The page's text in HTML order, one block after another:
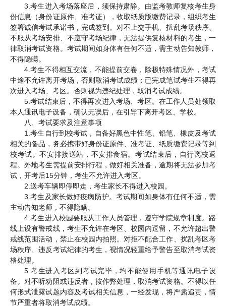
3.考生进入考场落座后，须保持肃静。由监考教师复核考生身
份信息（身份证原件、准考证），收取纸质版缴费记录，组织考生
签署诚信考试承诺书，完成签到。对不上交手机、扰乱考场秩序、
不服从考场安排、不遵守考场纪律，无法提供复核材料的考生，一
律取消考试资格。考试期间如身体有任何不适，需主动告知教师，
不得隐瞒。
4.考生不得相互交流，不能提前交卷，除极特殊情况外，考试
中途不允许离开考场，否则取消考试成绩；已完成笔试考生不得再
次进入考场、考区。否则视为违纪处理，取消考试成绩。
5.考试结束后，不得再次进入考场、考区。在工作人员处领取
本人通讯电子设备，确认无误后，在引导下离开考区、学校。
八、考试要求及注意事项
1.考生自行到校考试，自备好黑色中性笔、铅笔、橡皮及考试
相关的备品，务必携带好身份证原件、准考证、纸质缴费记录等到
校考试。不安排接送站，不安排食宿。考试结束后，自行离校返
程。外地考生需提前安排行程，做好相关准备，逾期将无法参加考
试，开考后15分钟，考生不允许进入考区。
2.送考车辆即停即走，考生家长不得进入校园。
3.考生及家长做好疫病防护。考试期间如身体有任何不适，需
主动告知老师，不得隐瞒。
4.考生进入校园要服从工作人员管理，遵守学院规章制度。路
线上设有警戒线，考生不允许在考区、校园内逗留，不允许超出警
戒线范围活动，禁止在校园内拍照。对拒不配合工作、扰乱考区考
场秩序、违反考试纪律的考生，视情况轻重给予警告至取消考试资
格处理。
5.考生进入考区到考试完毕，均不能使用手机等通讯电子设
备。对不听劝阻或违反者，按作弊处理，取消考试资格。不得以任
何形式泄露试题内容及考试相关信息，一经发现，将严肃追责，情
节严重者将取消考试成绩。